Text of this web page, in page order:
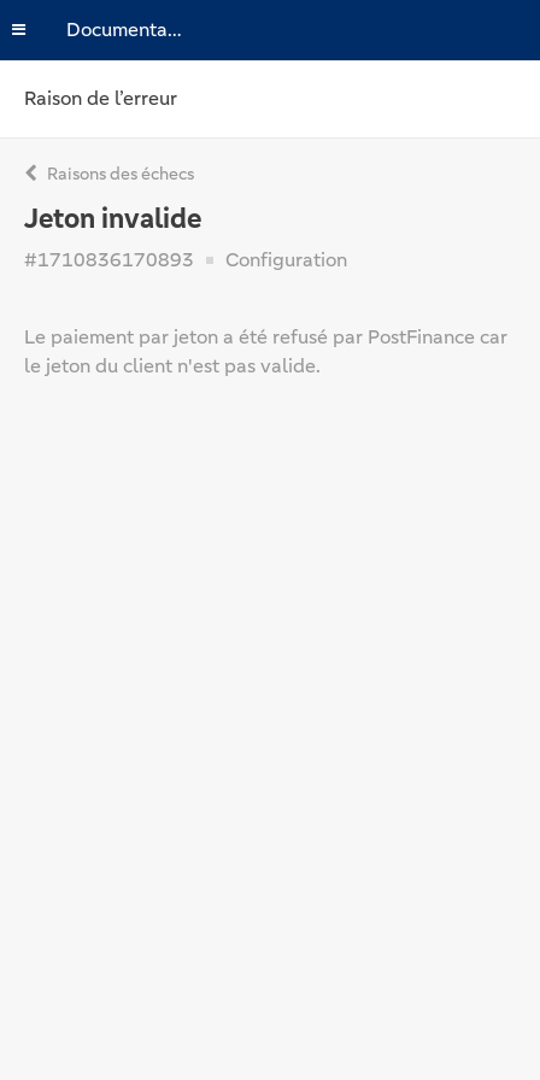
Documentation
Raison de l’erreur
Raisons des échecs
Jeton invalide
#1710836170893 Configuration
Le paiement par jeton a été refusé par PostFinance car
le jeton du client n'est pas valide.